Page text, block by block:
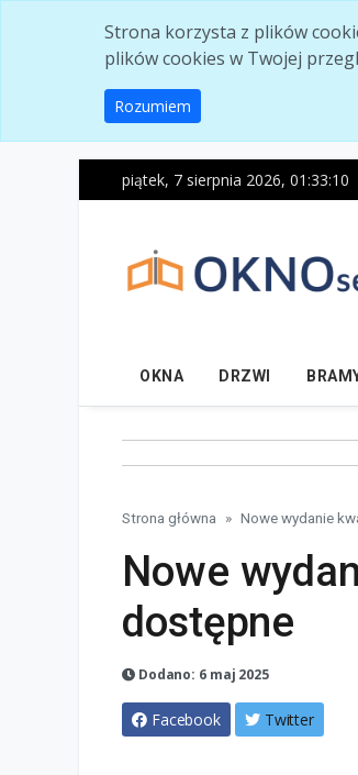
Strona korzysta z plików
plików cookies w Twojej
Rozumiem
piątek, 7 sierpnia 2026, 01:33:11
OKNA DRZWI
Strona główna Nowe wydanie
Nowe
dostępne
Dodano: 6 maj 2025
Facebook Twitter